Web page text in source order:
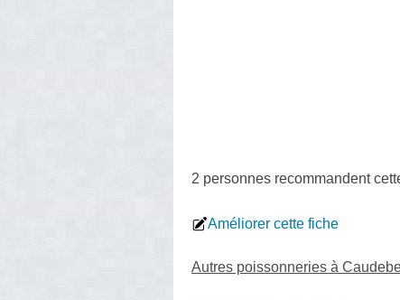
2 personnes recommandent
Améliorer cette fiche
Autres poissonneries à